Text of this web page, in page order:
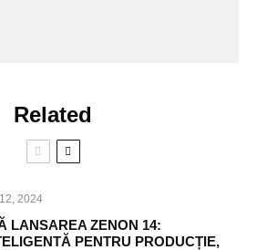
Related
2024
LANSAREA ZENON 14:
PENTRU PRODUCȚIE,